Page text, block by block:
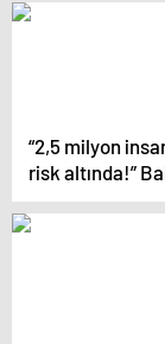
sürücü kayıplara
“2,5 milyon
risk altında!”
Kurum
depreme karşı